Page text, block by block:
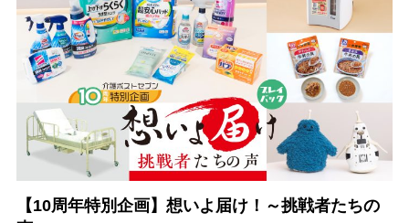
【10周年特別企画】想いよ届け！～挑戦者たちの